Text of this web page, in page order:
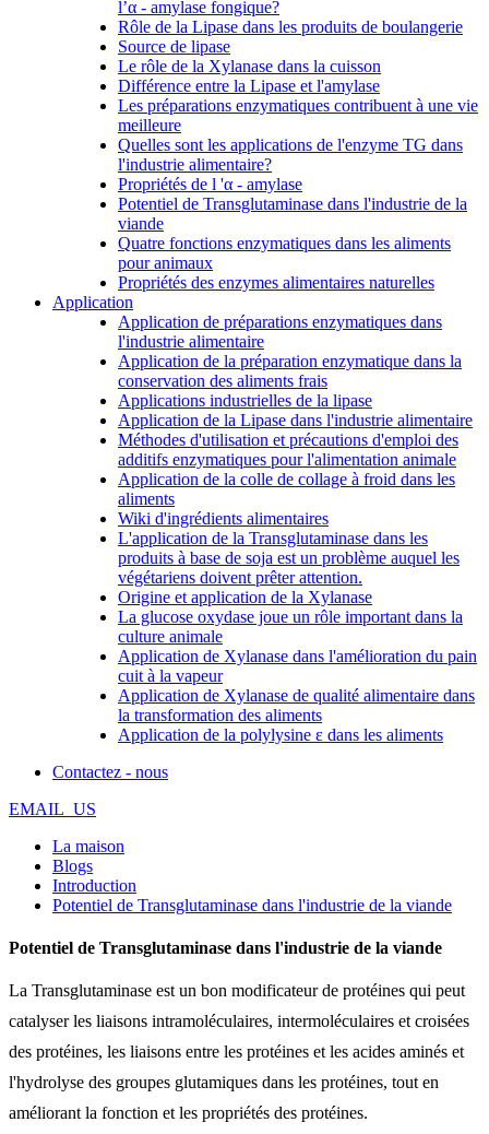
l’α - amylase fongique?
Rôle de la Lipase dans les produits de boulangerie
Source de lipase
Le rôle de la Xylanase dans la cuisson
Différence entre la Lipase et l'amylase
Les préparations enzymatiques contribuent à une vie
meilleure
Quelles sont les applications de l'enzyme TG dans
l'industrie alimentaire?
Propriétés de l 'α - amylase
Potentiel de Transglutaminase dans l'industrie de la
viande
Quatre fonctions enzymatiques dans les aliments
pour animaux
Propriétés des enzymes alimentaires naturelles
Application
Application de préparations enzymatiques dans
l'industrie alimentaire
Application de la préparation enzymatique dans la
conservation des aliments frais
Applications industrielles de la lipase
Application de la Lipase dans l'industrie alimentaire
Méthodes d'utilisation et précautions d'emploi des
additifs enzymatiques pour l'alimentation animale
Application de la colle de collage à froid dans les
aliments
Wiki d'ingrédients alimentaires
L'application de la Transglutaminase dans les
produits à base de soja est un problème auquel les
végétariens doivent prêter attention.
Origine et application de la Xylanase
La glucose oxydase joue un rôle important dans la
culture animale
Application de Xylanase dans l'amélioration du pain
cuit à la vapeur
Application de Xylanase de qualité alimentaire dans
la transformation des aliments
Application de la polylysine ε dans les aliments
Contactez - nous
EMAIL_US
La maison
Blogs
Introduction
Potentiel de Transglutaminase dans l'industrie de la viande
Potentiel de Transglutaminase dans l'industrie de la viande
La Transglutaminase est un bon modificateur de protéines qui peut
catalyser les liaisons intramoléculaires, intermoléculaires et croisées
des protéines, les liaisons entre les protéines et les acides aminés et
l'hydrolyse des groupes glutamiques dans les protéines, tout en
améliorant la fonction et les propriétés des protéines.